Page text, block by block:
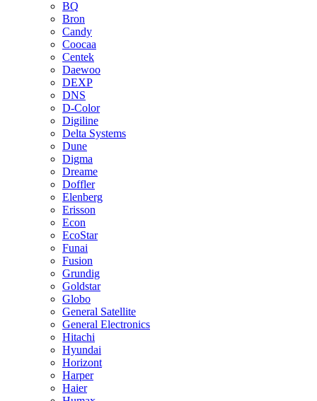
BQ
Bron
Candy
Coocaa
Centek
Daewoo
DEXP
DNS
D-Color
Digiline
Delta Systems
Dune
Digma
Dreame
Doffler
Elenberg
Erisson
Econ
EcoStar
Funai
Fusion
Grundig
Goldstar
Globo
General Satellite
General Electronics
Hitachi
Hyundai
Horizont
Harper
Haier